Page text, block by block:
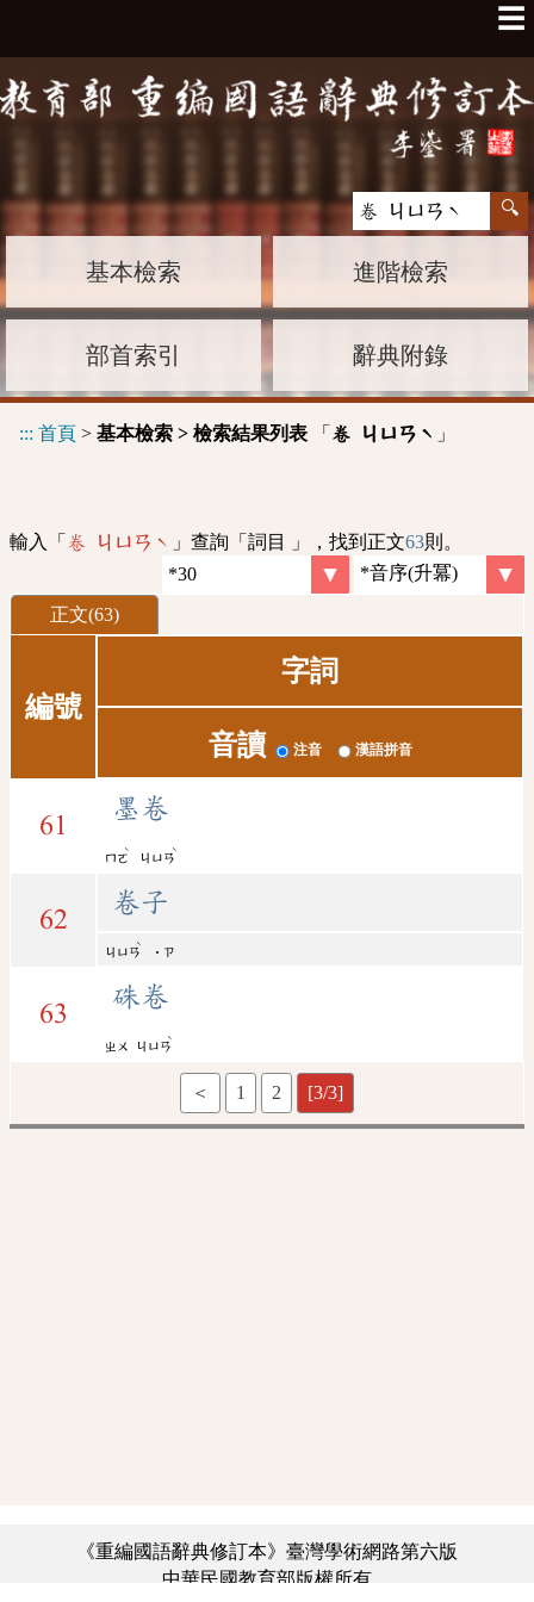
☰
基本檢索 進階檢索
部首索引 辭典附錄
::: 首頁 > 基本檢索 > 檢索結果列表 「 卷 ㄐㄩㄢˋ 」
輸入「 卷 ㄐㄩㄢˋ 」查詢「詞目 」，找到正文63則。
正文(63)
編號
字詞
音讀 注音 漢語拼音
61
墨卷
ㄇㄛ
ˋ
ㄐㄩㄢ
ˋ
62
卷子
ㄐㄩㄢ
ˋ
˙ㄗ
63
硃卷
ㄓㄨ ㄐㄩㄢ
ˋ
＜ 1 2 [3/3]
《重編國語辭典修訂本》臺灣學術網路第六版
中華民國教育部版權所有